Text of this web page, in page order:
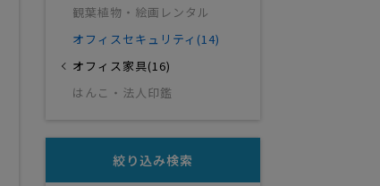
観葉植物・絵画レンタル
オフィスセキュリティ(14)
オフィス家具(16)
はんこ・法人印鑑
絞り込み検索